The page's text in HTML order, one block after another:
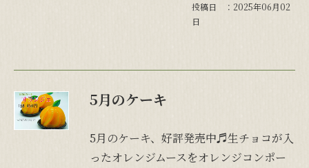
投稿日 ：2025年06月02
日
5月のケーキ
5月のケーキ、好評発売中♬生チョコが入
ったオレンジムースをオレンジコンポー